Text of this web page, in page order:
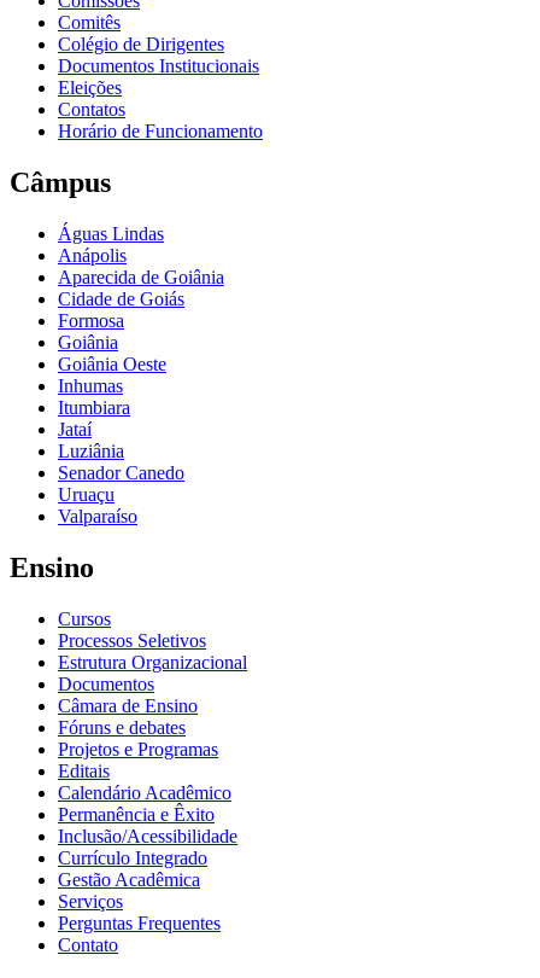
Comitês
Colégio de Dirigentes
Documentos Institucionais
Eleições
Contatos
Horário de Funcionamento
Câmpus
Águas Lindas
Anápolis
Aparecida de Goiânia
Cidade de Goiás
Formosa
Goiânia
Goiânia Oeste
Inhumas
Itumbiara
Jataí
Luziânia
Senador Canedo
Uruaçu
Valparaíso
Ensino
Cursos
Processos Seletivos
Estrutura Organizacional
Documentos
Câmara de Ensino
Fóruns e debates
Projetos e Programas
Editais
Calendário Acadêmico
Permanência e Êxito
Inclusão/Acessibilidade
Currículo Integrado
Gestão Acadêmica
Serviços
Perguntas Frequentes
Contato